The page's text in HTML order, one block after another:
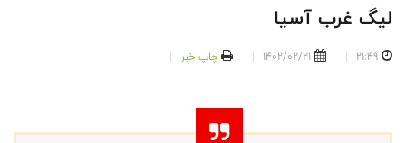
لیگ غرب آسیا
21:49
1402/02/21 چاپ خبر